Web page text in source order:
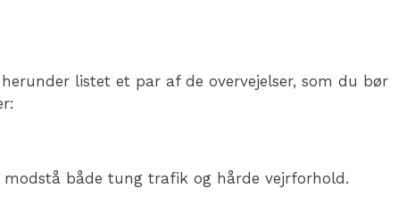
listet et par af de overvejelser, som du bør
både tung trafik og hårde vejrforhold.